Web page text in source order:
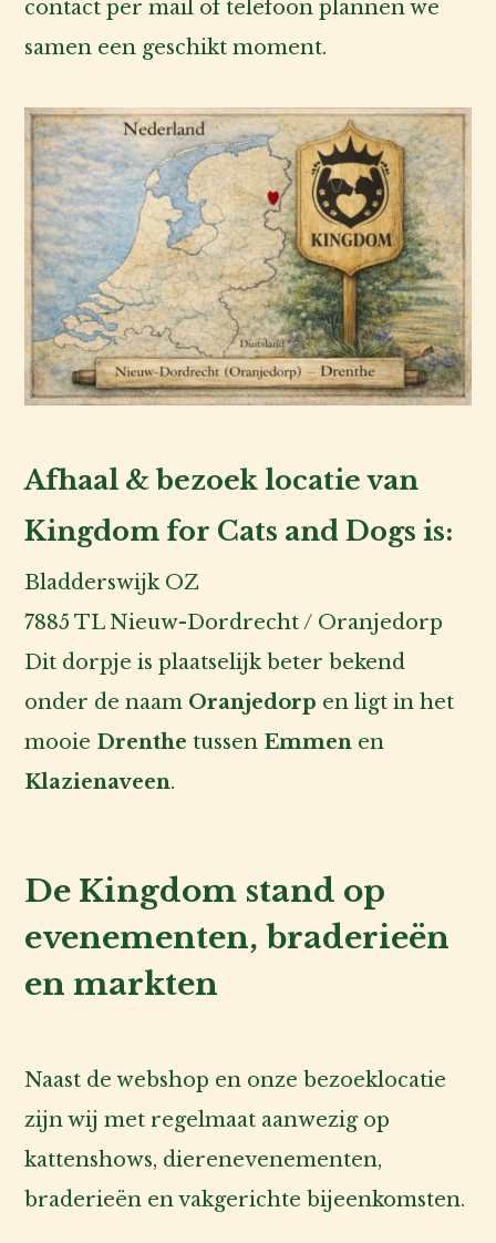
contact per mail of telefoon plannen we
samen een geschikt moment.
Afhaal & bezoek locatie van
Kingdom for Cats and Dogs is:
Bladderswijk OZ
7885 TL Nieuw-Dordrecht / Oranjedorp
Dit dorpje is plaatselijk beter bekend
onder de naam Oranjedorp en ligt in het
mooie Drenthe tussen Emmen en
Klazienaveen.
De Kingdom stand op
evenementen, braderieën
en markten
Naast de webshop en onze bezoeklocatie
zijn wij met regelmaat aanwezig op
kattenshows, dierenevenementen,
braderieën en vakgerichte bijeenkomsten.